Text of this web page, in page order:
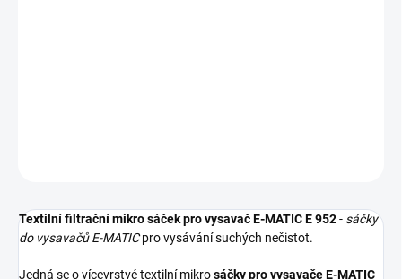
Textilní filtrační mikro sáček pro vysavač E-MATIC E 952- sáčky
do vysavačů E-MATICpro vysávání suchých nečistot.
Jedná se o vícevrstvé textilní mikrosáčky pro vysavače E-MATIC